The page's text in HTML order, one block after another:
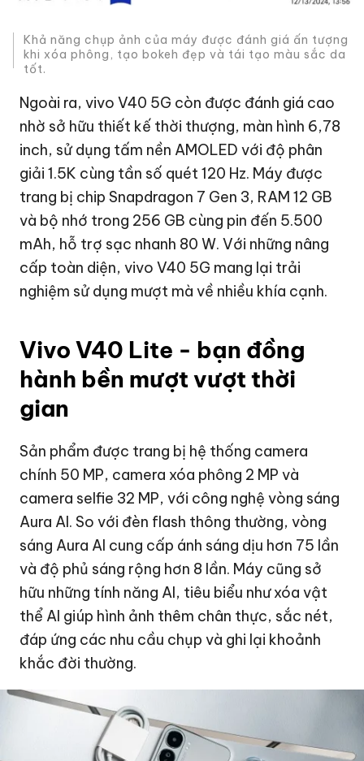
Khả năng chụp ảnh của máy được đánh giá ấn tượng
khi xóa phông, tạo bokeh đẹp và tái tạo màu sắc da
tốt.
Ngoài ra, vivo V40 5G còn được đánh giá cao
nhờ sở hữu thiết kế thời thượng, màn hình 6,78
inch, sử dụng tấm nền AMOLED với độ phân
giải 1.5K cùng tần số quét 120 Hz. Máy được
trang bị chip Snapdragon 7 Gen 3, RAM 12 GB
và bộ nhớ trong 256 GB cùng pin đến 5.500
mAh, hỗ trợ sạc nhanh 80 W. Với những nâng
cấp toàn diện, vivo V40 5G mang lại trải
nghiệm sử dụng mượt mà về nhiều khía cạnh.
Vivo V40 Lite - bạn đồng
hành bền mượt vượt thời
gian
Sản phẩm được trang bị hệ thống camera
chính 50 MP, camera xóa phông 2 MP và
camera selfie 32 MP, với công nghệ vòng sáng
Aura AI. So với đèn flash thông thường, vòng
sáng Aura AI cung cấp ánh sáng dịu hơn 75 lần
và độ phủ sáng rộng hơn 8 lần. Máy cũng sở
hữu những tính năng AI, tiêu biểu như xóa vật
thể AI giúp hình ảnh thêm chân thực, sắc nét,
đáp ứng các nhu cầu chụp và ghi lại khoảnh
khắc đời thường.